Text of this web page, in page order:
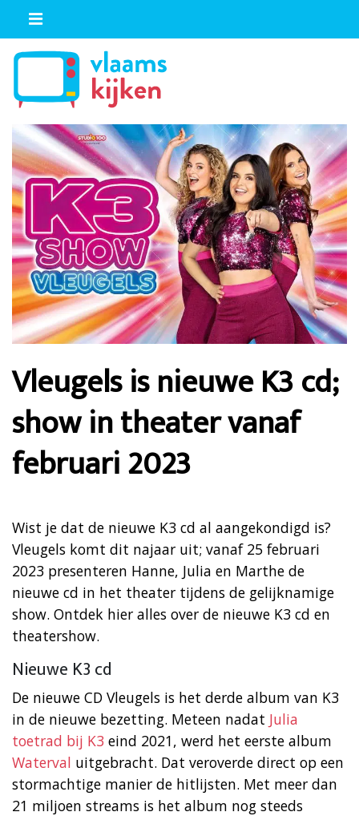
Vleugels is nieuwe K3 cd;
show in theater vanaf
februari 2023
Wist je dat de nieuwe K3 cd al aangekondigd is?
Vleugels komt dit najaar uit; vanaf 25 februari
2023 presenteren Hanne, Julia en Marthe de
nieuwe cd in het theater tijdens de gelijknamige
show. Ontdek hier alles over de nieuwe K3 cd en
theatershow.
Nieuwe K3 cd
De nieuwe CD Vleugels is het derde album van K3
in de nieuwe bezetting. Meteen nadat Julia
toetrad bij K3 eind 2021, werd het eerste album
Waterval uitgebracht. Dat veroverde direct op een
stormachtige manier de hitlijsten. Met meer dan
21 miljoen streams is het album nog steeds